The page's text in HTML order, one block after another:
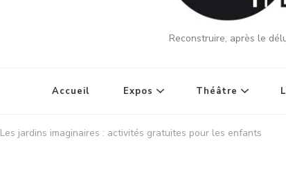
Reconstruire, après le
Accueil Expos Théâtre
Les jardins imaginaires : activités gratuites pour les enfants